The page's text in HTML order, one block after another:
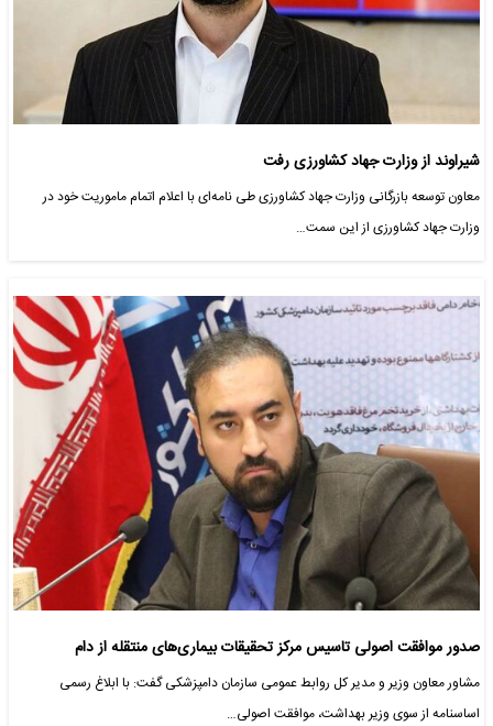
شیراوند از وزارت جهاد کشاورزی رفت
معاون توسعه بازرگانی وزارت جهاد کشاورزی طی نامه‌ای با اعلام اتمام ماموریت خود در
وزارت جهاد کشاورزی از این سمت…
صدور موافقت اصولی تاسیس مرکز تحقیقات بیماری‌های منتقله از دام
مشاور معاون وزیر و مدیر کل روابط عمومی سازمان دامپزشکی گفت: با ابلاغ رسمی
اساسنامه از سوی وزیر بهداشت، موافقت اصولی…